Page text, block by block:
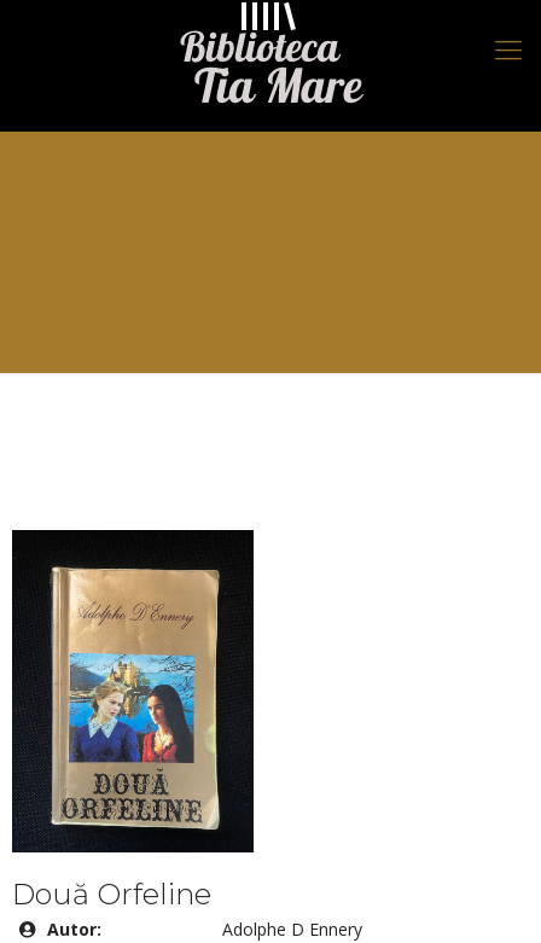
Două Orfeline
Autor:
Adolphe D Ennery